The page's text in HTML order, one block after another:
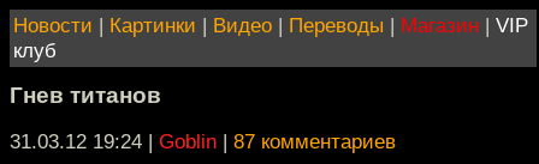
Новости | Картинки | Видео | Переводы | Магазин | VIP
клуб
Гнев титанов
31.03.12 19:24 | Goblin | 87 комментариев